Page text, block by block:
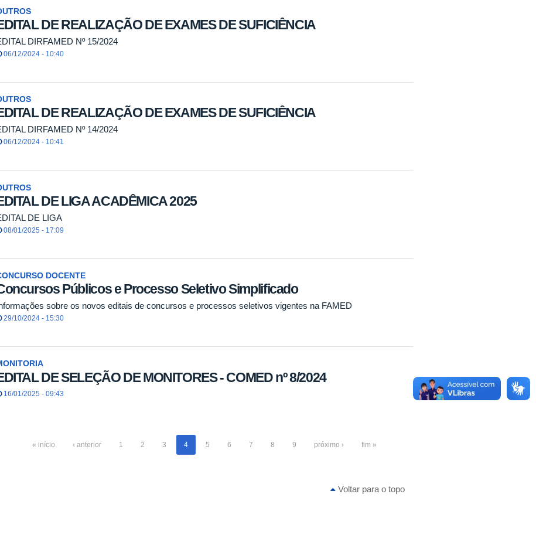
DE REALIZAÇÃO DE EXAMES DE SUFICIÊNCIA
DIRFAMED Nº 15/2024
06/12/2024 - 10:40
DE REALIZAÇÃO DE EXAMES DE SUFICIÊNCIA
DIRFAMED Nº 14/2024
06/12/2024 - 10:41
DE LIGA ACADÊMICA 2025
DE LIGA
08/01/2025 - 17:09
DOCENTE
Públicos e Processo Seletivo Simplificado
sobre os novos editais de concursos e processos seletivos vigentes na FAMED
29/10/2024 - 15:30
DE SELEÇÃO DE MONITORES - COMED nº 8/2024
16/01/2025 - 09:43
« início ‹ anterior 1 2 3 4 5 6 7 8 9 próximo › fim »
Voltar para o topo